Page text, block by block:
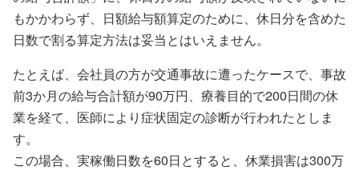
もかかわらず、日額給与額算定のために、休日分を含めた
日数で割る算定方法は妥当とはいえません。
たとえば、会社員の方が交通事故に遭ったケースで、事故
前3か月の給与合計額が90万円、療養目的で200日間の休
業を経て、医師により症状固定の診断が行われたとしま
す。
この場合、実稼働日数を60日とすると、休業損害は300万